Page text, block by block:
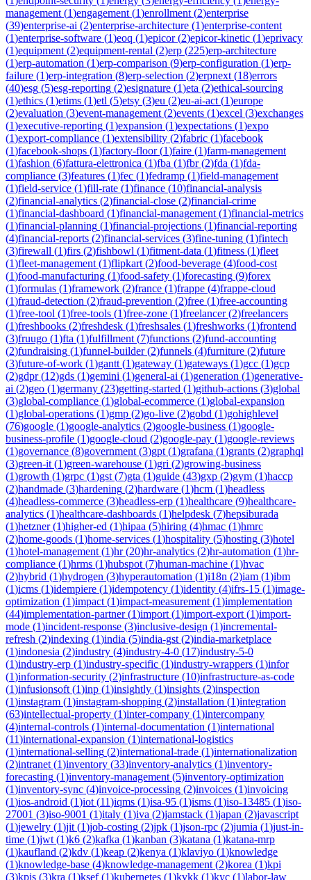
management (1)engagement (1)enrollment (2)enterprise
(39)enterprise-ai (2)enterprise-architecture (1)enterprise-content
(1)enterprise-software (1)eoq (1)epicor(2)epicor-kinetic (1)eprivacy
(1)equipment (2)equipment-rental (2)erp (225)erp-architecture
(1)erp-automation (1)erp-comparison (9)erp-configuration (1)erp-
failure (1)erp-integration (8)erp-selection (2)erpnext (18)errors
(40)esg (5)esg-reporting (2)esignature (1)eta (2)ethical-sourcing
(1)ethics (1)etims (1)etl (5)etsy (3)eu (2)eu-ai-act (1)europe
(2)evaluation (3)event-management (2)events (1)excel (3)exchanges
(1)executive-reporting (1)expansion (1)expectations (1)expo
(1)export-compliance (1)extensibility (2)fabric (1)facebook
(1)facebook-shops (1)factory-floor(1)faire (1)farm-management
(1)fashion (6)fattura-elettronica (1)fba (1)fbr(2)fda (1)fda-
compliance (3)features (1)fec (1)fedramp (1)field-management
(1)field-service (1)fill-rate (1)finance (10)financial-analysis
(2)financial-analytics (2)financial-close (2)financial-crime
(1)financial-dashboard (1)financial-management (1)financial-metrics
(1)financial-planning (1)financial-projections (1)financial-reporting
(4)financial-reports (2)financial-services (3)fine-tuning (1)fintech
(3)firewall (1)firs (2)fishbowl (1)fitment-data (1)fitness (1)fleet
(1)fleet-management (1)flipkart (2)food-beverage (4)food-cost
(1)food-manufacturing (1)food-safety (1)forecasting (9)forex
(1)formulas (1)framework (2)france (1)frappe (4)frappe-cloud
(1)fraud-detection (2)fraud-prevention (2)free (1)free-accounting
(1)free-tool (1)free-tools (1)free-zone (1)freelancer(2)freelancers
(1)freshbooks (2)freshdesk (1)freshsales (1)freshworks (1)frontend
(3)fruugo (1)fta (1)fulfillment (7)functions (2)fund-accounting
(2)fundraising (1)funnel-builder(2)funnels (4)furniture (2)future
(3)future-of-work (1)gantt (1)gateway (1)gateways (1)gcc (1)gcp
(2)gdpr(12)gds (1)gemini (1)general-ai (1)generation (1)generative-
ai (2)geo (1)germany (23)getting-started (1)github-actions (3)global
(3)global-compliance (1)global-ecommerce (1)global-expansion
(1)global-operations (1)gmp (2)go-live (2)gobd (1)gohighlevel
(76)google (1)google-analytics (2)google-business (1)google-
business-profile (1)google-cloud (2)google-pay (1)google-reviews
(1)governance (8)government (3)gpt (1)grafana (1)grants (2)graphql
(3)green-it (1)green-warehouse (1)gri (2)growing-business
(1)growth (1)grpc (1)gst (7)gta (1)guide (43)gxp (2)gym (1)haccp
(2)handmade (3)hardening (2)hardware (1)hcm (1)headless
(4)headless-commerce (3)headless-erp (1)healthcare (9)healthcare-
analytics (1)healthcare-dashboards (1)helpdesk (7)hepsiburada
(1)hetzner(1)higher-ed (1)hipaa (5)hiring (4)hmac (1)hmrc
(2)home-goods (1)home-services (1)hospitality (5)hosting (3)hotel
(1)hotel-management (1)hr(20)hr-analytics (2)hr-automation (1)hr-
compliance (1)hrms (1)hubspot (7)human-machine (1)hvac
(2)hybrid (1)hydrogen (3)hyperautomation (1)i18n (2)iam (1)ibm
(1)icms (1)idempiere (1)idempotency (1)identity (4)ifrs-15 (1)image-
optimization (1)impact (1)impact-measurement (1)implementation
(44)implementation-partner(1)import (1)import-export (1)import-
mode (1)incident-response (3)inclusive-design (1)incremental-
refresh (2)indexing (1)india (5)india-gst (2)india-marketplace
(1)indonesia (2)industry (4)industry-4-0 (17)industry-5-0
(1)industry-erp (1)industry-specific (1)industry-wrappers (1)infor
(1)information-security (2)infrastructure (10)infrastructure-as-code
(1)infusionsoft (1)inp (1)insightly (1)insights (2)inspection
(1)instagram (1)instagram-shopping (2)installation (1)integration
(63)intellectual-property (1)inter-company (1)intercompany
(4)internal-controls (1)internal-documentation (1)international
(11)international-expansion (1)international-logistics
(1)international-selling (2)international-trade (1)internationalization
(2)intranet (1)inventory (33)inventory-analytics (1)inventory-
forecasting (1)inventory-management (5)inventory-optimization
(1)inventory-sync (4)invoice-processing (2)invoices (1)invoicing
(1)ios-android (1)iot (11)iqms (1)isa-95 (1)isms (1)iso-13485 (1)iso-
27001 (3)iso-9001 (1)italy (1)iva (2)jamstack (1)japan (2)javascript
(1)jewelry (1)jit (1)job-costing (2)jpk (1)json-rpc (2)jumia (1)just-in-
time (1)jwt (1)k6 (2)kafka (1)kanban (3)katana (1)katana-mrp
(1)kaufland (2)kdv (1)keap (2)kenya (1)klaviyo (1)knowledge
(1)knowledge-base (4)knowledge-management (2)korea (1)kpi
(3)kpis (3)kra (1)ksef(1)kubernetes (1)kvkk (1)kyc (1)labor-law